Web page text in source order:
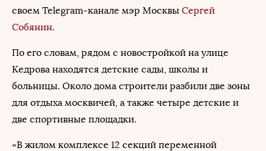
своем Telegram-канале мэр Москвы Сергей
Собянин.
По его словам, рядом с новостройкой на улице
Кедрова находятся детские сады, школы и
больницы. Около дома строители разбили две зоны
для отдыха москвичей, а также четыре детские и
две спортивные площадки.
«В жилом комплексе 12 секций переменной